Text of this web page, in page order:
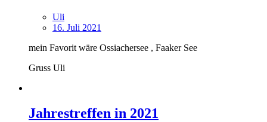
Uli
16. Juli 2021
mein Favorit wäre Ossiachersee , Faaker See
Gruss Uli
Jahrestreffen in 2021